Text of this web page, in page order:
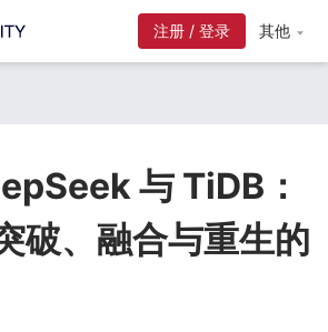
注册 / 登录 其他
与 TiDB：
破、融合与重生的